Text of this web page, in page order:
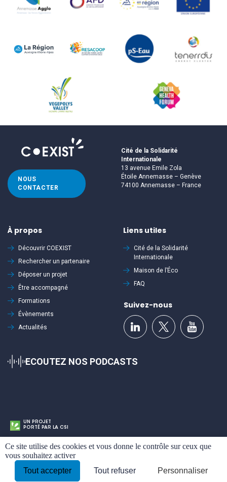
NOUS
CONTACTER
Cité de la Solidarité
Internationale
13 avenue Emile Zola
Étoile Annemasse – Genève
74100 Annemasse – France
À propos
Découvrir COEXIST
Rechercher un partenaire
Déposer un projet
Être accompagné
Formations
Évènements
Actualités
Liens utiles
Cité de la Solidarité
Internationale
Maison de l’Éco
FAQ
Suivez-nous
ECOUTEZ NOS PODCASTS
UN PROJET
PORTÉ PAR LA CSI
Mentions légalesPolitique de confidentialitéPlan du site Cookies
By
Ce site utilise des cookies et vous donne le contrôle sur ceux que
vous souhaitez activer
Tout accepter
Tout refuser Personnaliser